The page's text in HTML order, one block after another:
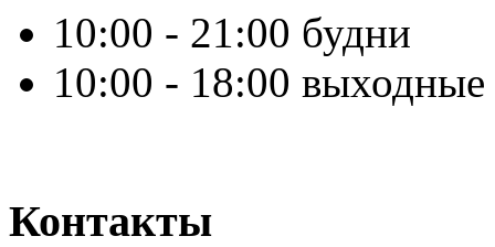
10:00 - 21:00 будни
10:00 - 18:00 выходные
Контакты